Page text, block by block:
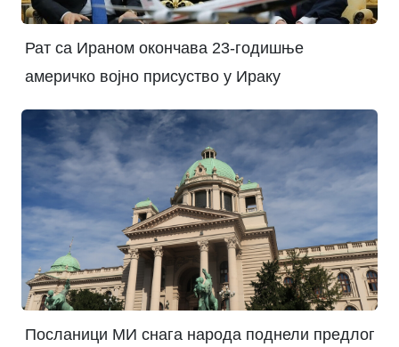
Рат са Ираном окончава 23-годишње
америчко војно присуство у Ираку
Посланици МИ снага народа поднели предлог